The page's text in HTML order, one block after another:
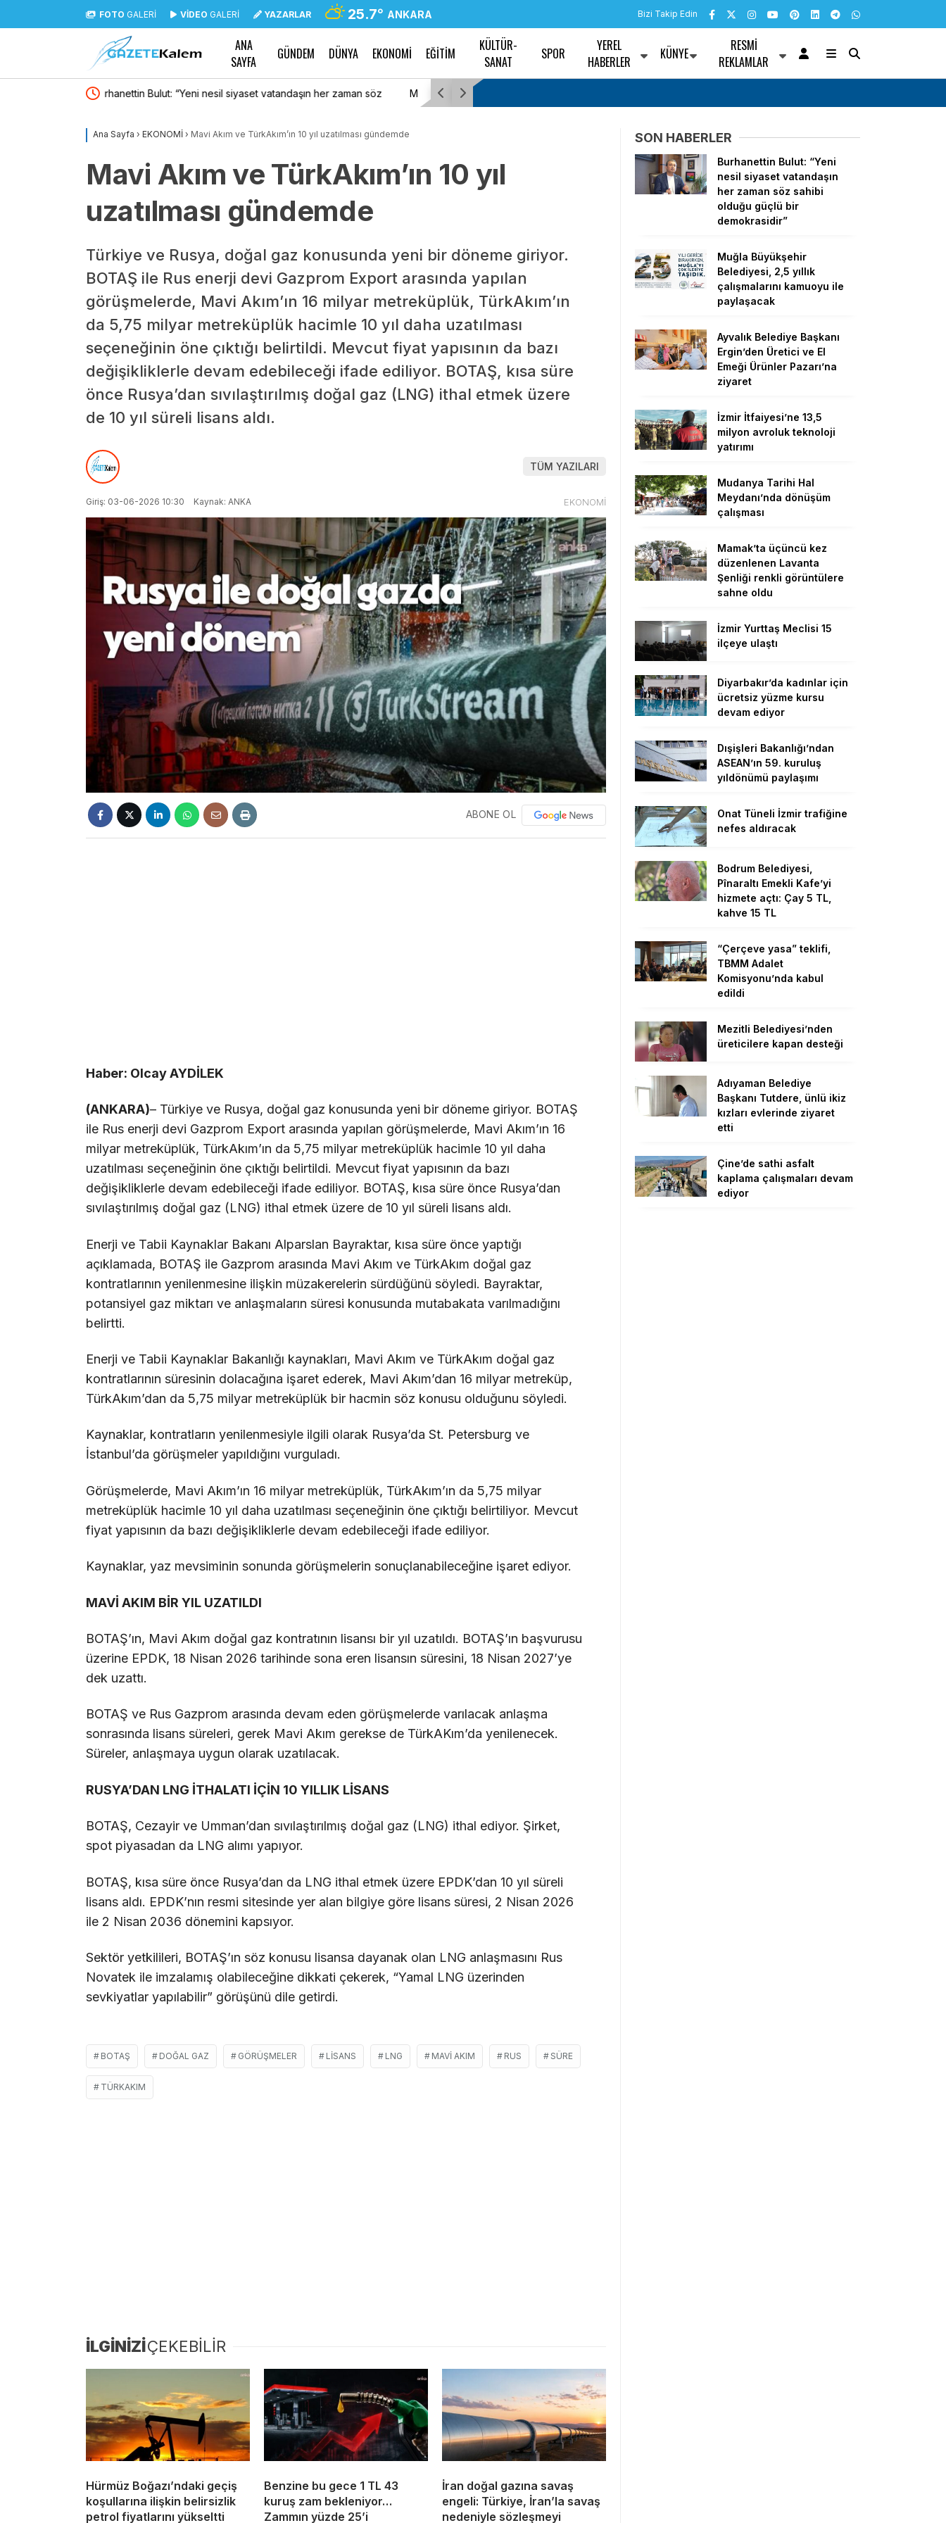
FOTO GALERİ VİDEO GALERİ YAZARLAR 25.7° ANKARA Bizi Takip Edin
ANA
SAYFA
GÜNDEM DÜNYA EKONOMİ EĞİTİM
KÜLTÜR-
SANAT
SPOR
YEREL
HABERLER
KÜNYE
RESMI
REKLAMLAR
Muğla Büyükşehir Belediyesi, 2,5 yıllık çalışmalarını kamuoyu ile Ayvalık Belediye Başkanı Ergin’den Üretici ve El Emeği Ürünler
Ana Sayfa › EKONOMİ › Mavi Akım ve TürkAkım’ın 10 yıl uzatılması gündemde
Mavi Akım ve TürkAkım’ın 10 yıl
uzatılması gündemde
Türkiye ve Rusya, doğal gaz konusunda yeni bir döneme giriyor.
BOTAŞ ile Rus enerji devi Gazprom Export arasında yapılan
görüşmelerde, Mavi Akım’ın 16 milyar metreküplük, TürkAkım’ın
da 5,75 milyar metreküplük hacimle 10 yıl daha uzatılması
seçeneğinin öne çıktığı belirtildi. Mevcut fiyat yapısının da bazı
değişikliklerle devam edebileceği ifade ediliyor. BOTAŞ, kısa süre
önce Rusya’dan sıvılaştırılmış doğal gaz (LNG) ithal etmek üzere
de 10 yıl süreli lisans aldı.
TÜM YAZILARI
Giriş: 03-06-2026 10:30 Kaynak: ANKA EKONOMİ
ABONE OL
Haber: Olcay AYDİLEK
(ANKARA)– Türkiye ve Rusya, doğal gaz konusunda yeni bir döneme giriyor. BOTAŞ
ile Rus enerji devi Gazprom Export arasında yapılan görüşmelerde, Mavi Akım’ın 16
milyar metreküplük, TürkAkım’ın da 5,75 milyar metreküplük hacimle 10 yıl daha
uzatılması seçeneğinin öne çıktığı belirtildi. Mevcut fiyat yapısının da bazı
değişikliklerle devam edebileceği ifade ediliyor. BOTAŞ, kısa süre önce Rusya’dan
sıvılaştırılmış doğal gaz (LNG) ithal etmek üzere de 10 yıl süreli lisans aldı.
Enerji ve Tabii Kaynaklar Bakanı Alparslan Bayraktar, kısa süre önce yaptığı
açıklamada, BOTAŞ ile Gazprom arasında Mavi Akım ve TürkAkım doğal gaz
kontratlarının yenilenmesine ilişkin müzakerelerin sürdüğünü söyledi. Bayraktar,
potansiyel gaz miktarı ve anlaşmaların süresi konusunda mutabakata varılmadığını
belirtti.
Enerji ve Tabii Kaynaklar Bakanlığı kaynakları, Mavi Akım ve TürkAkım doğal gaz
kontratlarının süresinin dolacağına işaret ederek, Mavi Akım’dan 16 milyar metreküp,
TürkAkım’dan da 5,75 milyar metreküplük bir hacmin söz konusu olduğunu söyledi.
Kaynaklar, kontratların yenilenmesiyle ilgili olarak Rusya’da St. Petersburg ve
İstanbul’da görüşmeler yapıldığını vurguladı.
Görüşmelerde, Mavi Akım’ın 16 milyar metreküplük, TürkAkım’ın da 5,75 milyar
metreküplük hacimle 10 yıl daha uzatılması seçeneğinin öne çıktığı belirtiliyor. Mevcut
fiyat yapısının da bazı değişikliklerle devam edebileceği ifade ediliyor.
Kaynaklar, yaz mevsiminin sonunda görüşmelerin sonuçlanabileceğine işaret ediyor.
MAVİ AKIM BİR YIL UZATILDI
BOTAŞ’ın, Mavi Akım doğal gaz kontratının lisansı bir yıl uzatıldı. BOTAŞ’ın başvurusu
üzerine EPDK, 18 Nisan 2026 tarihinde sona eren lisansın süresini, 18 Nisan 2027’ye
dek uzattı.
BOTAŞ ve Rus Gazprom arasında devam eden görüşmelerde varılacak anlaşma
sonrasında lisans süreleri, gerek Mavi Akım gerekse de TürkAKım’da yenilenecek.
Süreler, anlaşmaya uygun olarak uzatılacak.
RUSYA’DAN LNG İTHALATI İÇİN 10 YILLIK LİSANS
BOTAŞ, Cezayir ve Umman’dan sıvılaştırılmış doğal gaz (LNG) ithal ediyor. Şirket,
spot piyasadan da LNG alımı yapıyor.
BOTAŞ, kısa süre önce Rusya’dan da LNG ithal etmek üzere EPDK’dan 10 yıl süreli
lisans aldı. EPDK’nın resmi sitesinde yer alan bilgiye göre lisans süresi, 2 Nisan 2026
ile 2 Nisan 2036 dönemini kapsıyor.
Sektör yetkilileri, BOTAŞ’ın söz konusu lisansa dayanak olan LNG anlaşmasını Rus
Novatek ile imzalamış olabileceğine dikkati çekerek, “Yamal LNG üzerinden
sevkiyatlar yapılabilir” görüşünü dile getirdi.
BOTAŞ DOĞAL GAZ GÖRÜŞMELER LISANS LNG MAVI AKIM RUS SÜRE
TÜRKAKIM
İLGİNİZİÇEKEBİLİR
Hürmüz Boğazı’ndaki geçiş
koşullarına ilişkin belirsizlik
petrol fiyatlarını yükseltti
Benzine bu gece 1 TL 43
kuruş zam bekleniyor…
Zammın yüzde 25’i
İran doğal gazına savaş
engeli: Türkiye, İran’la savaş
nedeniyle sözleşmeyi
SON HABERLER
Burhanettin Bulut: “Yeni
nesil siyaset vatandaşın
her zaman söz sahibi
olduğu güçlü bir
demokrasidir”
Muğla Büyükşehir
Belediyesi, 2,5 yıllık
çalışmalarını kamuoyu ile
paylaşacak
Ayvalık Belediye Başkanı
Ergin’den Üretici ve El
Emeği Ürünler Pazarı’na
ziyaret
İzmir İtfaiyesi’ne 13,5
milyon avroluk teknoloji
yatırımı
Mudanya Tarihi Hal
Meydanı’nda dönüşüm
çalışması
Mamak’ta üçüncü kez
düzenlenen Lavanta
Şenliği renkli görüntülere
sahne oldu
İzmir Yurttaş Meclisi 15
ilçeye ulaştı
Diyarbakır’da kadınlar için
ücretsiz yüzme kursu
devam ediyor
Dışişleri Bakanlığı’ndan
ASEAN’ın 59. kuruluş
yıldönümü paylaşımı
Onat Tüneli İzmir trafiğine
nefes aldıracak
Bodrum Belediyesi,
Pînaraltı Emekli Kafe’yi
hizmete açtı: Çay 5 TL,
kahve 15 TL
“Çerçeve yasa” teklifi,
TBMM Adalet
Komisyonu’nda kabul
edildi
Mezitli Belediyesi’nden
üreticilere kapan desteği
Adıyaman Belediye
Başkanı Tutdere, ünlü ikiz
kızları evlerinde ziyaret
etti
Çine’de sathi asfalt
kaplama çalışmaları devam
ediyor